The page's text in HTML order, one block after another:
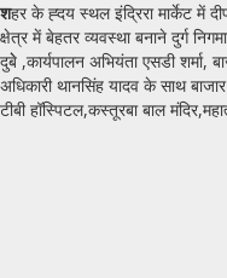
शहर के ह्दय स्थल इंद्रिरा मार्केट में
क्षेत्र में बेहतर व्यवस्था बनाने दुर्ग
दुबेे ,कार्यपालन अभियंता एसडी शर्मा,
अधिकारी थानसिंह यादव के साथ बाजार
टीबी हॉस्पिटल,कस्तूरबा बाल